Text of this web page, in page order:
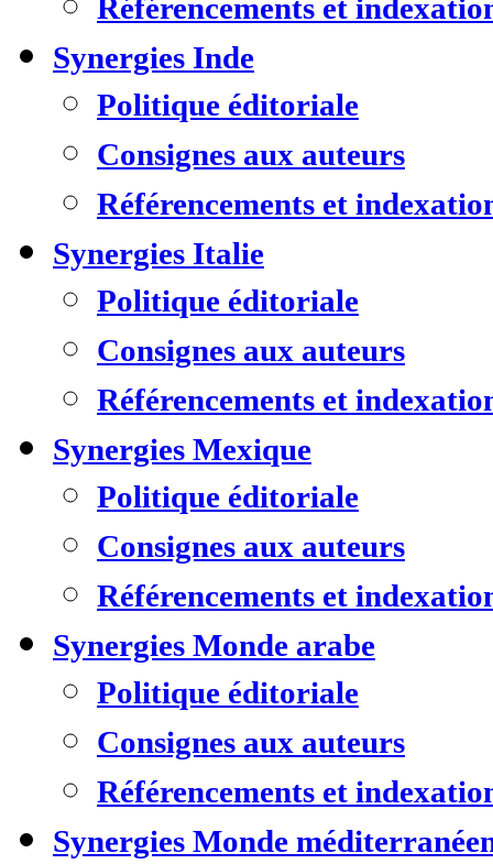
Référencements et
Synergies Inde
Politique éditoriale
Consignes aux auteurs
Référencements et
Synergies Italie
Politique éditoriale
Consignes aux auteurs
Référencements et
Synergies Mexique
Politique éditoriale
Consignes aux auteurs
Référencements et
Synergies Monde arabe
Politique éditoriale
Consignes aux auteurs
Référencements et
Synergies Monde